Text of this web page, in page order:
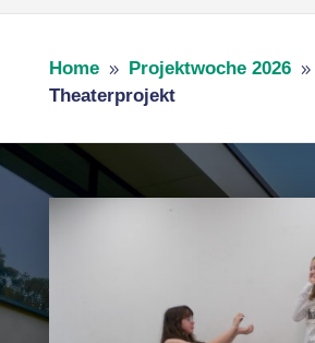
Home 9 Projektwoche 2026 9
Theaterprojekt